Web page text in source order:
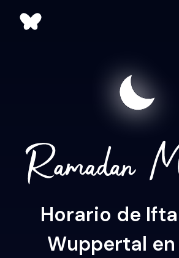
Horario de
Wuppertal